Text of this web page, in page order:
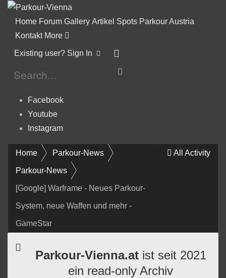
Home Forum Gallery Artikel Spots Parkour Austria
Kontakt More
Existing user? Sign In
Facebook
Youtube
Instagram
All Activity
Home Parkour-News
Parkour-News
[Google] Warframe - Neues Parkour-
System, neue Waffen und mehr -
GameStar
Parkour-Vienna.atist seit 2021
ein read-only Archiv